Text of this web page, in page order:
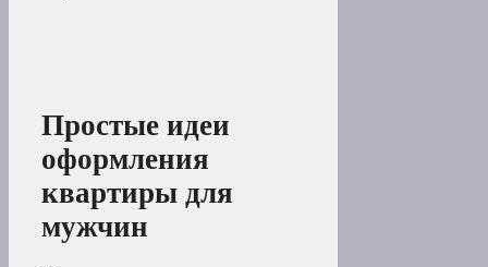
Простые идеи
оформления
квартиры для
мужчин